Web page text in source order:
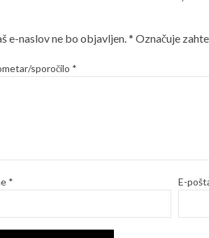
e-naslov ne bo objavljen.* Označuje
sporočilo *
* E-